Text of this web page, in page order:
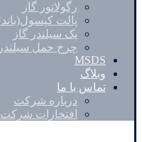
رگولاتور گاز
پالت
پک سیلندر گاز
چرخ حمل سیلندر
MSDS
وبلاگ
تماس با ما
درباره شرکت
افتخارات شرکت